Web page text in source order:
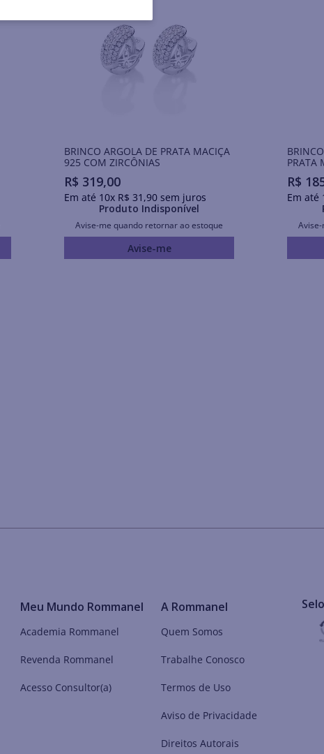
BRINCO ARGOLA DE PRATA MACIÇA
925 COM ZIRCÔNIAS
R$ 319,00
Em até 10x R$ 31 ,90 sem juros
Produto Indisponível
Avise-me quando retornar ao estoque
Avise-me
PRATA
R$
Em até
Meu Mundo Rommanel
Academia Rommanel
Revenda Rommanel
Acesso Consultor(a)
A Rommanel
Quem Somos
Trabalhe Conosco
Termos de Uso
Aviso de Privacidade
Direitos Autorais